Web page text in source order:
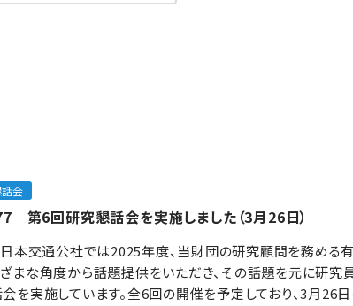
会
第6回研究懇話会を実施しました（3月26日）
本交通公社では2025年度、当財団の研究顧問を務める
まな角度から話題提供をいただき、その話題を元に研究
を実施しています。全6回の開催を予定しており、3月26